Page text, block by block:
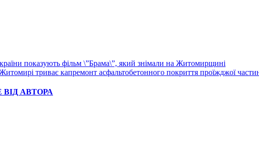
показують фільм \”Брама\”, який знімали на Житомирщині
триває капремонт асфальтобетонного покриття проїжджої
АВТОРА